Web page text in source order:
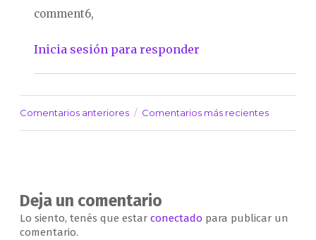
comment6,
Inicia sesión para responder
Navegación
Comentarios anteriores Comentarios más recientes
Deja un comentario
Lo siento, tenés que estar conectado para publicar un
comentario.